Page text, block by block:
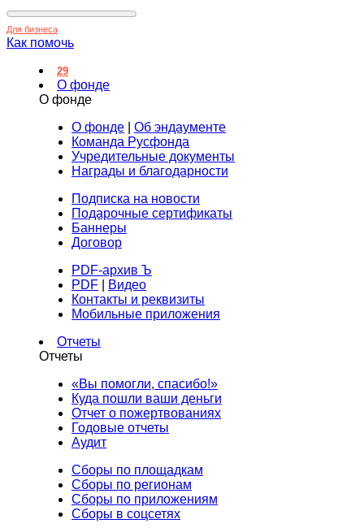
Для бизнеса
Как помочь
29
О фонде
О фонде
О фонде
Об эндаументе
Команда Русфонда
Учредительные документы
Награды и благодарности
Подписка на новости
Подарочные сертификаты
Баннеры
Договор
PDF-архив Ъ
PDF
Видео
Контакты и реквизиты
Мобильные приложения
Отчеты
Отчеты
«Вы помогли, спасибо!»
Куда пошли ваши деньги
Отчет о пожертвованиях
Годовые отчеты
Аудит
Сборы по площадкам
Сборы по регионам
Сборы по приложениям
Сборы в соцсетях